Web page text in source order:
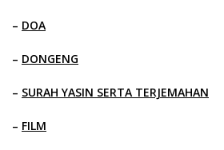
– DOA
– DONGENG
– SURAH YASIN SERTA TERJEMAHAN
– FILM